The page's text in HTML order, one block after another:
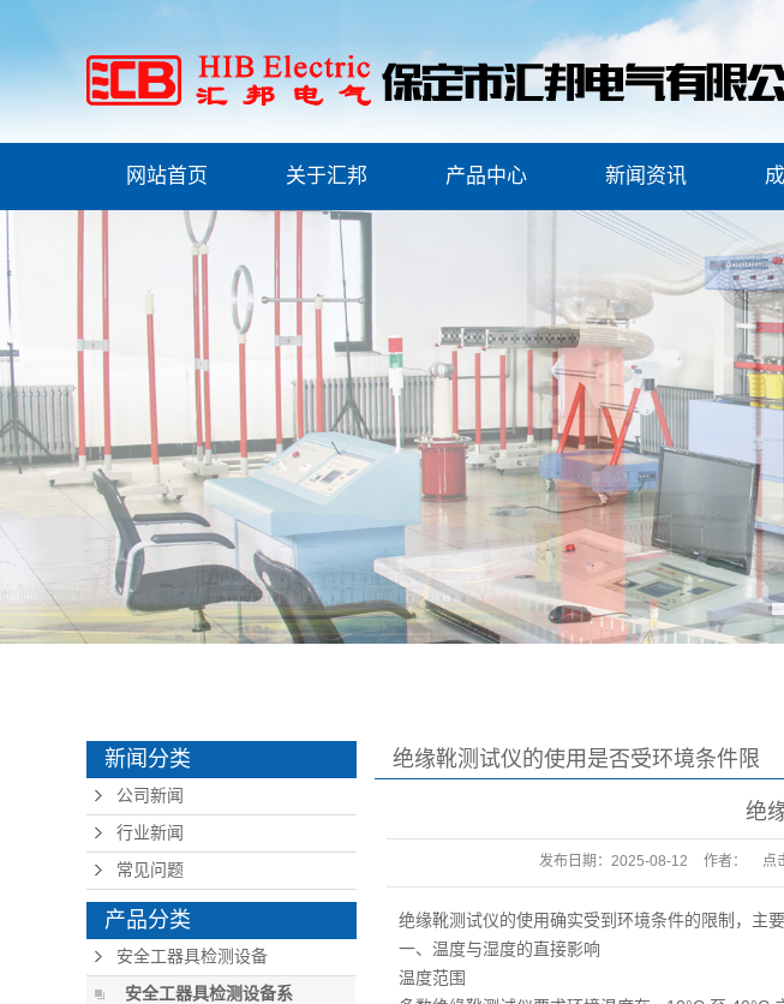
网站首页 关于汇邦
公司简介
联系我们
资质荣誉
产品证书
ESG(环境、社会和治
理)报告
产品中心
物资检测试验装置
新闻资讯
公司新闻
行业新闻
常见问题
安
变压器
油样
1 2 3
新闻分类
公司新闻
行业新闻
常见问题
产品分类
安全工器具检测设备
安全工器具检测设备系
绝缘靴测试仪的使用是否受环境条件限
绝
发布日期： 2025-08-12 作者： 点
绝缘靴测试仪的使用确实受到环境条件的限制，主
一、温度与湿度的直接影响
温度范围